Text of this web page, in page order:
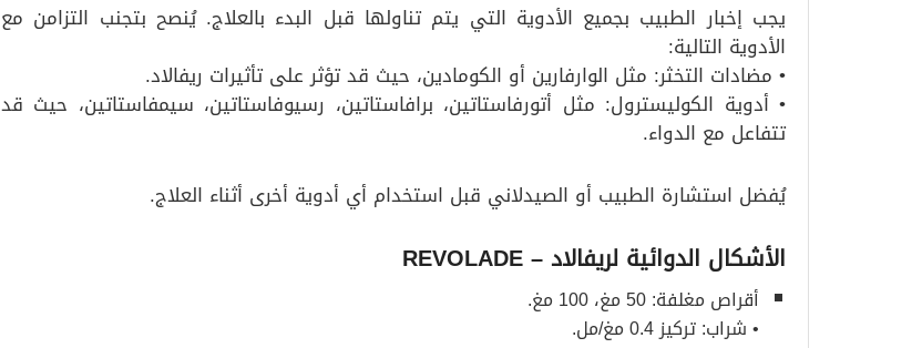
يجب إخبار الطبيب بجميع الأدوية التي يتم تناولها قبل البدء بالعلاج. يُنصح بتجنب التزامن مع
الأدوية التالية:
• مضادات التخثر: مثل الوارفارين أو الكومادين، حيث قد تؤثر على تأثيرات ريفالاد.
• أدوية الكوليسترول: مثل أتورفاستاتين، برافاستاتين، رسيوفاستاتين، سيمفاستاتين، حيث قد
تتفاعل مع الدواء.
يُفضل استشارة الطبيب أو الصيدلاني قبل استخدام أي أدوية أخرى أثناء العلاج.
الأشكال الدوائية لريفالاد – REVOLADE
أقراص مغلفة: 50 مغ، 100 مغ.
• شراب: تركيز 0.4 مغ/مل.